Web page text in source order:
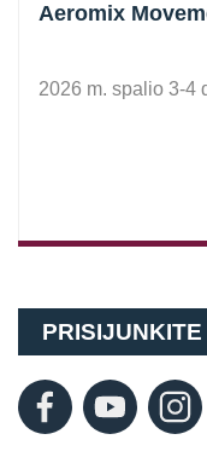
Aeromix
2026 m. spalio 3-4